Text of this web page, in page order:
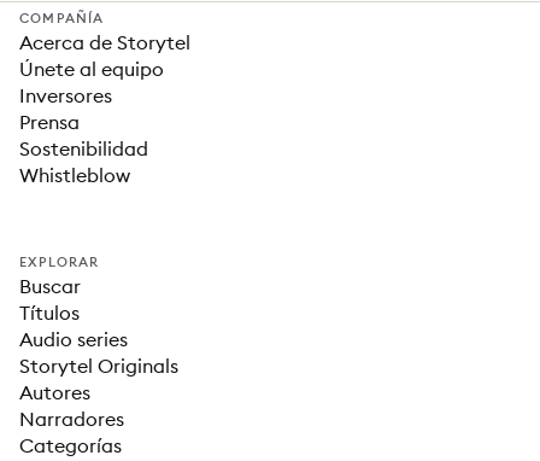
COMPAÑÍA
Acerca de Storytel
Únete al equipo
Inversores
Prensa
Sostenibilidad
Whistleblow
EXPLORAR
Buscar
Títulos
Audio series
Storytel Originals
Autores
Narradores
Categorías